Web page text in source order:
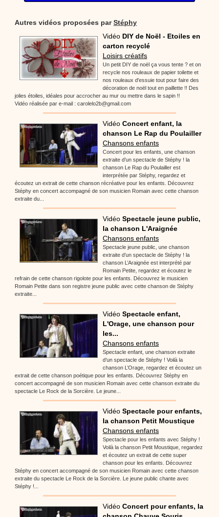
Autres vidéos proposées parStéphy
Vidéo DIY de Noël - Etoiles en
carton recyclé
Loisirs créatifs
Un petit DIY de noël ça vous tente ? et on
recycle nos rouleaux de papier toilette et
nos rouleaux d'essuie tout pour faire des
décoration de noël tout en paillette !! Des
jolies étoiles, idéales pour accrocher au mur ou mettre dans le sapin !!
Vidéo réalisée par e-mail : carolelo2b@gmail.com
Vidéo Concert enfant, la
chanson Le Rap du Poulailler
Chansons enfants
Concert pour les enfants, une chanson
extraite d’un spectacle de Stéphy ! la
chanson Le Rap du Poulailler est
interprétée par Stéphy, regardez et
écoutez un extrait de cette chanson récréative pour les enfants. Découvrez
Stéphy en concert accompagné de son musicien Romain avec cette chanson
extraite du...
Vidéo Spectacle jeune public,
la chanson L'Araignée
Chansons enfants
Spectacle jeune public, une chanson
extraite d’un spectacle de Stéphy ! la
chanson L’Araignée est interprété par
Romain Petite, regardez et écoutez le
refrain de cette chanson rigolote pour les enfants. Découvrez le musicien
Romain Petite dans son registre jeune public avec cette chanson de Stéphy
extraite...
Vidéo Spectacle enfant,
L'Orage, une chanson pour
les...
Chansons enfants
Spectacle enfant, une chanson extraite
d’un spectacle de Stéphy ! Voilà la
chanson L’Orage, regardez et écoutez un
extrait de cette chanson poétique pour les enfants. Découvrez Stéphy en
concert accompagné de son musicien Romain avec cette chanson extraite du
spectacle Le Rock de la Sorcière. Le jeune...
Vidéo Spectacle pour enfants,
la chanson Petit Moustique
Chansons enfants
Spectacle pour les enfants avec Stéphy !
Voilà la chanson Petit Moustique, regardez
et écoutez un extrait de cette super
chanson pour les enfants. Découvrez
Stéphy en concert accompagné de son musicien Romain avec cette chanson
extraite du spectacle Le Rock de la Sorcière. Le jeune public chante avec
Stéphy !...
Vidéo Concert pour enfants, la